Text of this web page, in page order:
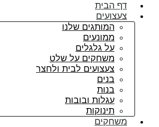
דף הבית
צעצועים
המותגים שלנו
ממונעים
על גלגלים
משחקים על שלט
צעצועים לבית ולחצר
בנים
בנות
עגלות ובובות
תינוקות
משחקים